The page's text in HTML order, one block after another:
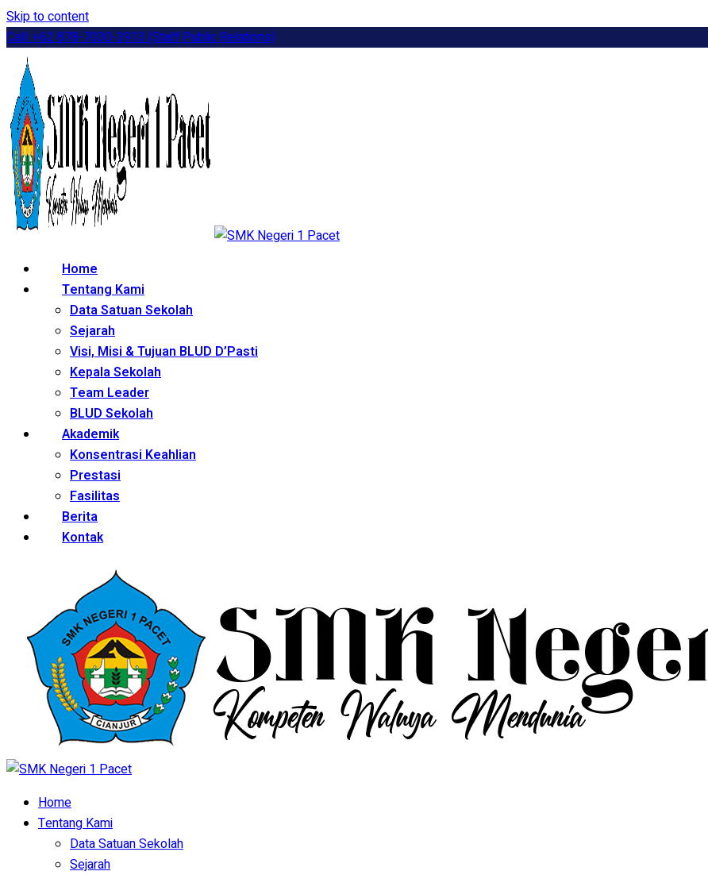
Skip to content
Call: +62 878-7030-3913 (Staff Public Relations)
Home
Tentang Kami
Data Satuan Sekolah
Sejarah
Visi, Misi & Tujuan BLUD D’Pasti
Kepala Sekolah
Team Leader
BLUD Sekolah
Akademik
Konsentrasi Keahlian
Prestasi
Fasilitas
Berita
Kontak
Home
Tentang Kami
Data Satuan Sekolah
Sejarah